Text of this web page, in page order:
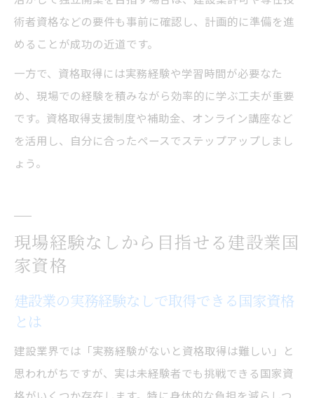
術者資格などの要件も事前に確認し、計画的に準備を進
めることが成功の近道です。
一方で、資格取得には実務経験や学習時間が必要なた
め、現場での経験を積みながら効率的に学ぶ工夫が重要
です。資格取得支援制度や補助金、オンライン講座など
を活用し、自分に合ったペースでステップアップしまし
ょう。
現場経験なしから目指せる建設業国
家資格
建設業の実務経験なしで取得できる国家資格
とは
建設業界では「実務経験がないと資格取得は難しい」と
思われがちですが、実は未経験者でも挑戦できる国家資
格がいくつか存在します。特に身体的な負担を減らしつ